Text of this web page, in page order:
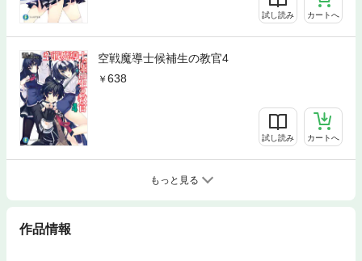
試し読み カートへ
空戦魔導士候補生の教官4
638
試し読み カートへ
もっと見る
作品情報